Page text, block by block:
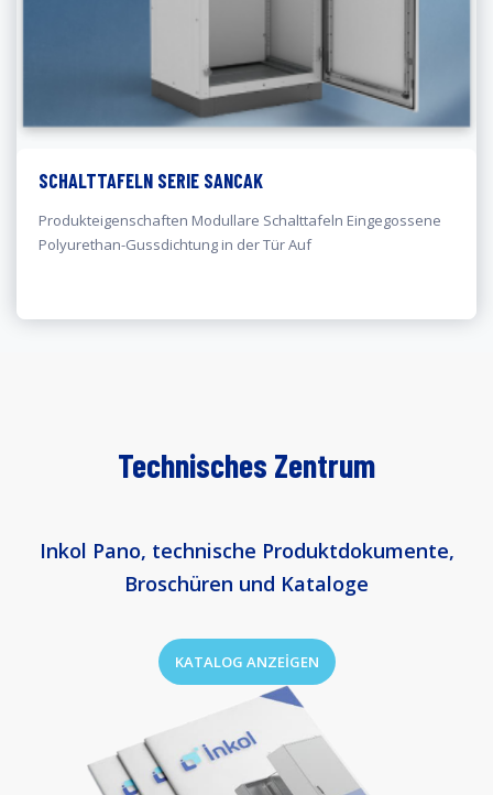
SCHALTTAFELN SERIE SANCAK
Produkteigenschaften Modullare Schalttafeln Eingegossene
Polyurethan-Gussdichtung in der Tür Auf
Technisches Zentrum
Inkol Pano, technische Produktdokumente,
Broschüren und Kataloge
KATALOG ANZEIGEN